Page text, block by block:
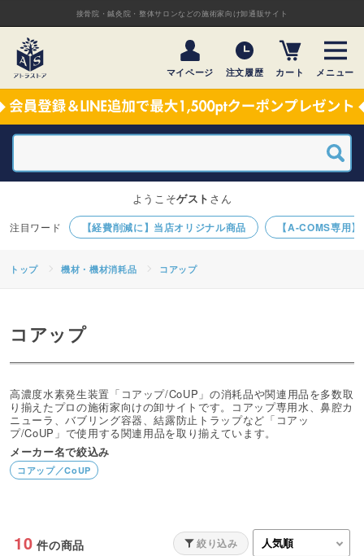
接骨院・鍼灸院・整体サロンなどの施術家向け卸通販サイト
マイページ 注文履歴 カート メニュー
【経費削減に】当店オリジナル商品 【A-COMS専用
ようこそゲスト さん
トップ 機材・機材消耗品 コアップ
コアップ
高濃度水素発生装置「コアップ/CoUP」の消耗品や関連用品を多数取
り揃えたプロの施術家向けの卸サイトです。コアップ専用水、鼻腔カ
ニューラ、バブリング容器、結露防止トラップなど「コアッ
プ/CoUP」で使用する関連用品を取り揃えています。
メーカー名で絞込み
コアップ／CoUP
10 件の商品 絞り込み